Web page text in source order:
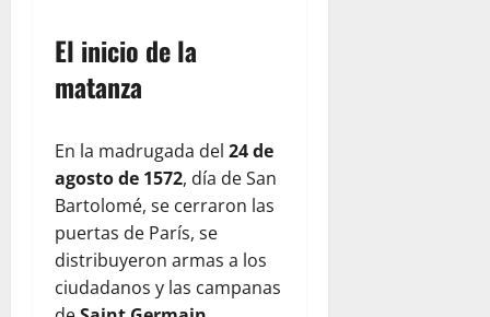
El inicio de la
matanza
En la madrugada del 24 de
agosto de 1572, día de San
Bartolomé, se cerraron las
puertas de París, se
distribuyeron armas a los
ciudadanos y las campanas